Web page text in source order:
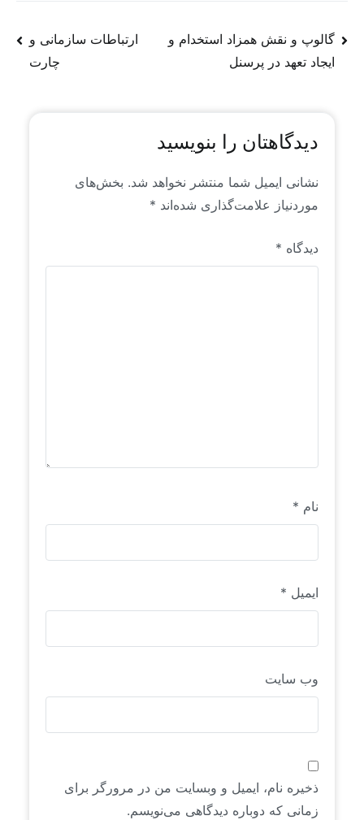
از روندها و سیگنال‌های موجود در فضای جهانی منابع
انسانی است که خاص رایان راهبرد است. این محتواها
گالوپ و نقش همزاد استخدام و
ایجاد تعهد در پرسنل
ارتباطات سازمانی و
چارت
دیدگاهتان را بنویسید
نشانی ایمیل شما منتشر نخواهد شد. بخش‌های
موردنیاز علامت‌گذاری شده‌اند *
دیدگاه *
نام *
ایمیل *
وب‌ سایت
ذخیره نام، ایمیل و وبسایت من در مرورگر برای
زمانی که دوباره دیدگاهی می‌نویسم.